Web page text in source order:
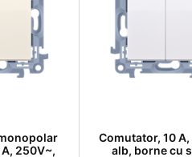
250V~,
Comutator, 10
alb, borne cu